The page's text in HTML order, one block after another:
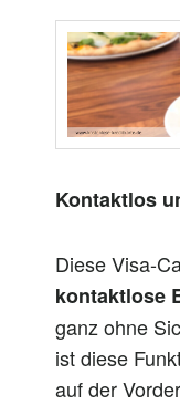
Kontaktlos
Diese Visa-
kontaktlose
ganz ohne
ist diese
auf der